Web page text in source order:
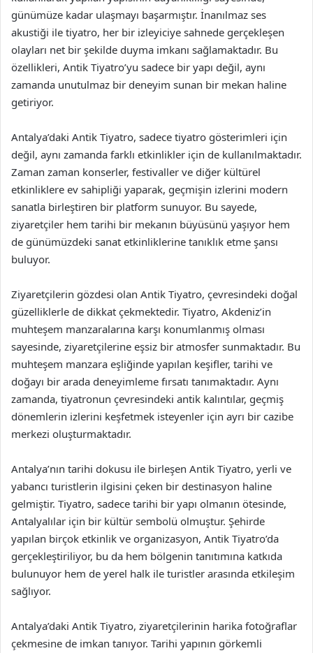
günümüze kadar ulaşmayı başarmıştır. İnanılmaz ses
akustiği ile tiyatro, her bir izleyiciye sahnede gerçekleşen
olayları net bir şekilde duyma imkanı sağlamaktadır. Bu
özellikleri, Antik Tiyatro’yu sadece bir yapı değil, aynı
zamanda unutulmaz bir deneyim sunan bir mekan haline
getiriyor.
Antalya’daki Antik Tiyatro, sadece tiyatro gösterimleri için
değil, aynı zamanda farklı etkinlikler için de kullanılmaktadır.
Zaman zaman konserler, festivaller ve diğer kültürel
etkinliklere ev sahipliği yaparak, geçmişin izlerini modern
sanatla birleştiren bir platform sunuyor. Bu sayede,
ziyaretçiler hem tarihi bir mekanın büyüsünü yaşıyor hem
de günümüzdeki sanat etkinliklerine tanıklık etme şansı
buluyor.
Ziyaretçilerin gözdesi olan Antik Tiyatro, çevresindeki doğal
güzelliklerle de dikkat çekmektedir. Tiyatro, Akdeniz’in
muhteşem manzaralarına karşı konumlanmış olması
sayesinde, ziyaretçilerine eşsiz bir atmosfer sunmaktadır. Bu
muhteşem manzara eşliğinde yapılan keşifler, tarihi ve
doğayı bir arada deneyimleme fırsatı tanımaktadır. Aynı
zamanda, tiyatronun çevresindeki antik kalıntılar, geçmiş
dönemlerin izlerini keşfetmek isteyenler için ayrı bir cazibe
merkezi oluşturmaktadır.
Antalya’nın tarihi dokusu ile birleşen Antik Tiyatro, yerli ve
yabancı turistlerin ilgisini çeken bir destinasyon haline
gelmiştir. Tiyatro, sadece tarihi bir yapı olmanın ötesinde,
Antalyalılar için bir kültür sembolü olmuştur. Şehirde
yapılan birçok etkinlik ve organizasyon, Antik Tiyatro’da
gerçekleştiriliyor, bu da hem bölgenin tanıtımına katkıda
bulunuyor hem de yerel halk ile turistler arasında etkileşim
sağlıyor.
Antalya’daki Antik Tiyatro, ziyaretçilerinin harika fotoğraflar
çekmesine de imkan tanıyor. Tarihi yapının görkemli